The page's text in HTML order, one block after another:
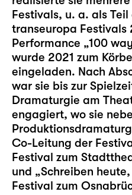
Festivals, u. a. als
transeuropa Festivals
Performance „100
wurde 2021 zum
eingeladen. Nach
war sie bis zur
Dramaturgie am
engagiert, wo sie
Co-Leitung der
Festival zum
und „Schreiben
Festival zum